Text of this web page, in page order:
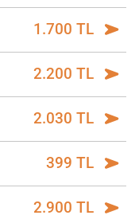
1.700 TL
2.200 TL
2.030 TL
399 TL
2.900 TL